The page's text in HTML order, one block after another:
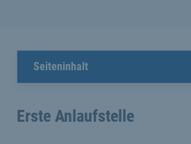
Seiteninhalt
Erste Anlaufstelle